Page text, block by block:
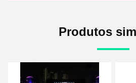
Produtos